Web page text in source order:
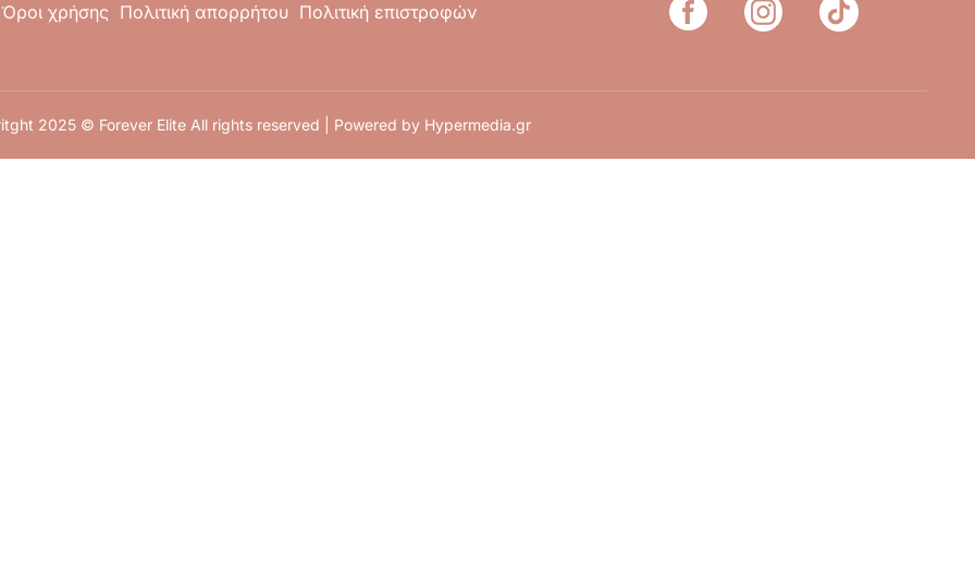
Όροι χρήσης Πολιτική απορρήτου Πολιτική επιστροφών
2025 © Forever Elite All rights reserved | Powered by Hypermedia.gr